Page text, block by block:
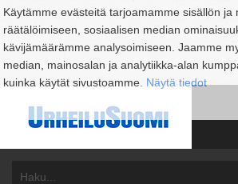
Käytämme evästeitä tarjoamamme sisällön ja
räätälöimiseen, sosiaalisen median
kävijämäärämme analysoimiseen. Jaamme
median, mainosalan ja analytiikka-alan
kuinka käytät sivustoamme. Näytä tiedot